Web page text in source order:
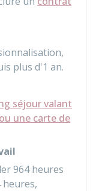
plus d'1 an.
séjour valant
une carte de
964 heures
heures,